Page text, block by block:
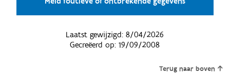
Laatst gewijzigd:8/04/2026
Gecreëerd op:19/09/2008
Terug naar boven